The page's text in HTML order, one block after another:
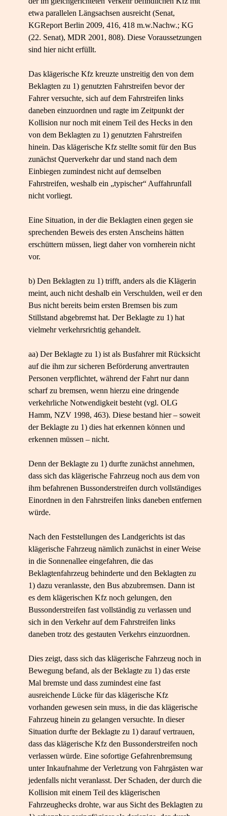
etwa parallelen Längsachsen ausreicht (Senat,
KGReport Berlin 2009, 416, 418 m.w.Nachw.; KG
(22. Senat), MDR 2001, 808). Diese Voraussetzungen
sind hier nicht erfüllt.
Das klägerische Kfz kreuzte unstreitig den von dem
Beklagten zu 1) genutzten Fahrstreifen bevor der
Fahrer versuchte, sich auf dem Fahrstreifen links
daneben einzuordnen und ragte im Zeitpunkt der
Kollision nur noch mit einem Teil des Hecks in den
von dem Beklagten zu 1) genutzten Fahrstreifen
hinein. Das klägerische Kfz stellte somit für den Bus
zunächst Querverkehr dar und stand nach dem
Einbiegen zumindest nicht auf demselben
Fahrstreifen, weshalb ein „typischer“ Auffahrunfall
nicht vorliegt.
Eine Situation, in der die Beklagten einen gegen sie
sprechenden Beweis des ersten Anscheins hätten
erschüttern müssen, liegt daher von vornherein nicht
vor.
b) Den Beklagten zu 1) trifft, anders als die Klägerin
meint, auch nicht deshalb ein Verschulden, weil er den
Bus nicht bereits beim ersten Bremsen bis zum
Stillstand abgebremst hat. Der Beklagte zu 1) hat
vielmehr verkehrsrichtig gehandelt.
aa) Der Beklagte zu 1) ist als Busfahrer mit Rücksicht
auf die ihm zur sicheren Beförderung anvertrauten
Personen verpflichtet, während der Fahrt nur dann
scharf zu bremsen, wenn hierzu eine dringende
verkehrliche Notwendigkeit besteht (vgl. OLG
Hamm, NZV 1998, 463). Diese bestand hier – soweit
der Beklagte zu 1) dies hat erkennen können und
erkennen müssen – nicht.
Denn der Beklagte zu 1) durfte zunächst annehmen,
dass sich das klägerische Fahrzeug noch aus dem von
ihm befahrenen Bussonderstreifen durch vollständiges
Einordnen in den Fahrstreifen links daneben entfernen
würde.
Nach den Feststellungen des Landgerichts ist das
klägerische Fahrzeug nämlich zunächst in einer Weise
in die Sonnenallee eingefahren, die das
Beklagtenfahrzeug behinderte und den Beklagten zu
1) dazu veranlasste, den Bus abzubremsen. Dann ist
es dem klägerischen Kfz noch gelungen, den
Bussonderstreifen fast vollständig zu verlassen und
sich in den Verkehr auf dem Fahrstreifen links
daneben trotz des gestauten Verkehrs einzuordnen.
Dies zeigt, dass sich das klägerische Fahrzeug noch in
Bewegung befand, als der Beklagte zu 1) das erste
Mal bremste und dass zumindest eine fast
ausreichende Lücke für das klägerische Kfz
vorhanden gewesen sein muss, in die das klägerische
Fahrzeug hinein zu gelangen versuchte. In dieser
Situation durfte der Beklagte zu 1) darauf vertrauen,
dass das klägerische Kfz den Bussonderstreifen noch
verlassen würde. Eine sofortige Gefahrenbremsung
unter Inkaufnahme der Verletzung von Fahrgästen war
jedenfalls nicht veranlasst. Der Schaden, der durch die
Kollision mit einem Teil des klägerischen
Fahrzeughecks drohte, war aus Sicht des Beklagten zu